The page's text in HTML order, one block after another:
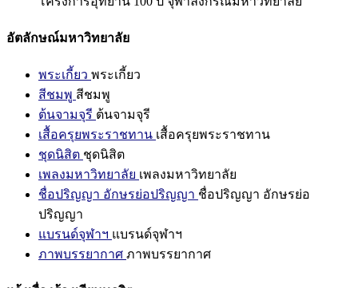
อัตลักษณ์มหาวิทยาลัย
พระเกี้ยว พระเกี้ยว
สีชมพู สีชมพู
ต้นจามจุรี ต้นจามจุรี
เสื้อครุยพระราชทาน เสื้อครุยพระราชทาน
ชุดนิสิต ชุดนิสิต
เพลงมหาวิทยาลัย เพลงมหาวิทยาลัย
ชื่อปริญญา อักษรย่อปริญญา ชื่อปริญญา อักษรย่อ
ปริญญา
แบรนด์จุฬาฯ แบรนด์จุฬาฯ
ภาพบรรยากาศ ภาพบรรยากาศ